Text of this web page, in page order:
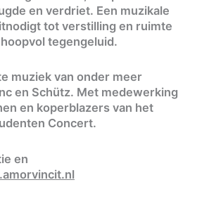
en verdriet. Een muzikale
tot verstilling en ruimte
tegengeluid.
muziek van onder meer
en Schütz. Met medewerking
en koperblazers van het
Concert.
en